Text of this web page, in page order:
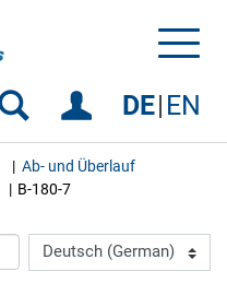
DE EN
Ab- und Überlauf
B-180-7